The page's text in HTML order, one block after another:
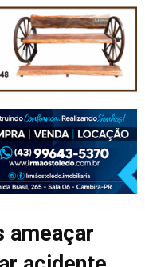
ameaçar